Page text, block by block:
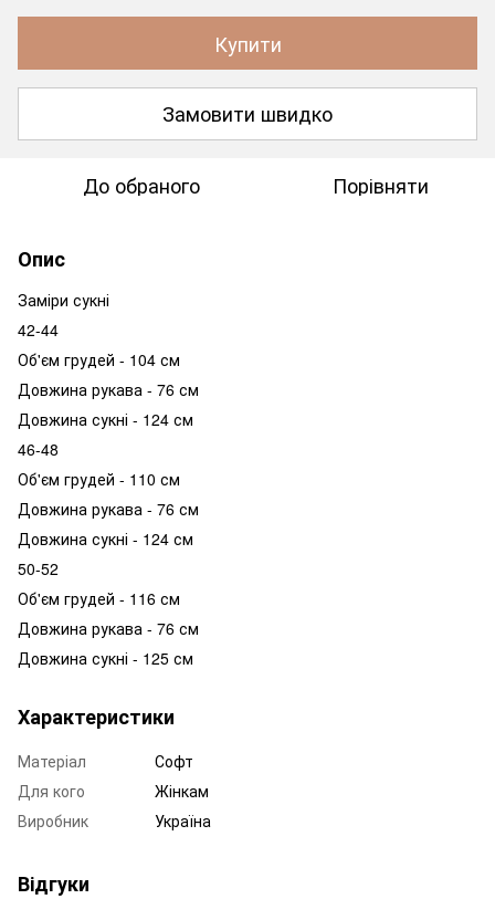
Купити
Замовити швидко
До обраного Порівняти
Опис
Заміри сукні
42-44
Об'єм грудей - 104 см
Довжина рукава - 76 см
Довжина сукні - 124 см
46-48
Об'єм грудей - 110 см
Довжина рукава - 76 см
Довжина сукні - 124 см
50-52
Об'єм грудей - 116 см
Довжина рукава - 76 см
Довжина сукні - 125 см
Характеристики
Матеріал
Софт
Для кого
Жінкам
Виробник
Україна
Відгуки